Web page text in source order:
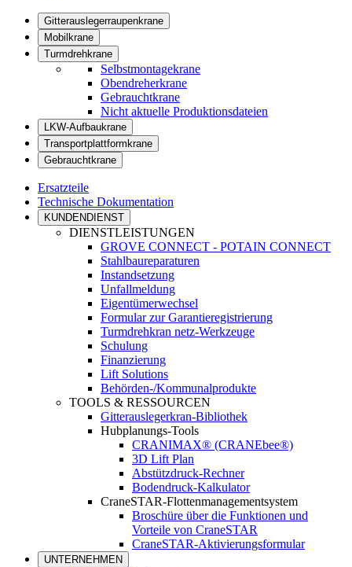
Gitterauslegerraupenkrane
Mobilkrane
Turmdrehkrane
Selbstmontagekrane
Obendreherkrane
Gebrauchtkrane
Nicht aktuelle Produktionsdateien
LKW-Aufbaukrane
Transportplattformkrane
Gebrauchtkrane
Ersatzteile
Technische Dokumentation
KUNDENDIENST
DIENSTLEISTUNGEN
GROVE CONNECT - POTAIN CONNECT
Stahlbaureparaturen
Instandsetzung
Unfallmeldung
Eigentümerwechsel
Formular zur Garantieregistrierung
Turmdrehkran netz-Werkzeuge
Schulung
Finanzierung
Lift Solutions
Behörden-/Kommunalprodukte
TOOLS & RESSOURCEN
Gitterauslegerkran-Bibliothek
Hubplanungs-Tools
CRANIMAX® (CRANEbee®)
3D Lift Plan
Abstützdruck-Rechner
Bodendruck-Kalkulator
CraneSTAR-Flottenmanagementsystem
Broschüre über die Funktionen und
Vorteile von CraneSTAR
CraneSTAR-Aktivierungsformular
UNTERNEHMEN